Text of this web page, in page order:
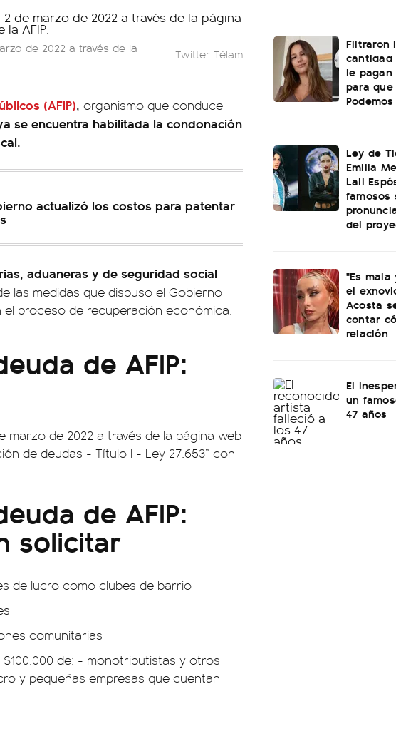
de 2022 a través de la
Twitter Télam
(AFIP), organismo que conduce
se encuentra habilitada la condonación
actualizó los costos para patentar
aduaneras y de seguridad social
las medidas que dispuso el Gobierno
proceso de recuperación económica.
de AFIP:
marzo de 2022 a través de la página web
de deudas - Título I - Ley 27.653” con
de AFIP:
solicitar
de lucro como clubes de barrio
comunitarias
de: - monotributistas y otros
y pequeñas empresas que cuentan
Filtraron
cantidad
le pagan
para que
Ley de
Emilia
Lali
famosos
del
"Es mala
el
Acosta
contar
relación
El
un
47 años